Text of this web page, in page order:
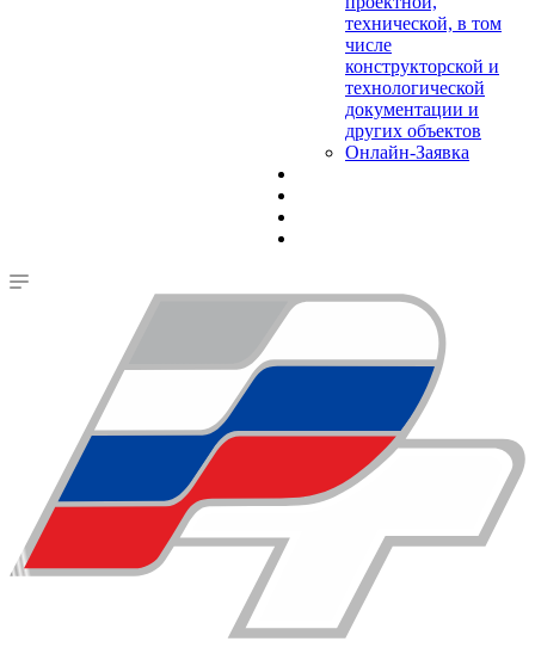
технической, в том
числе
конструкторской и
технологической
документации и
других объектов
Онлайн-Заявка